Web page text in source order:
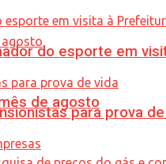
de agosto
do esporte em
para prova